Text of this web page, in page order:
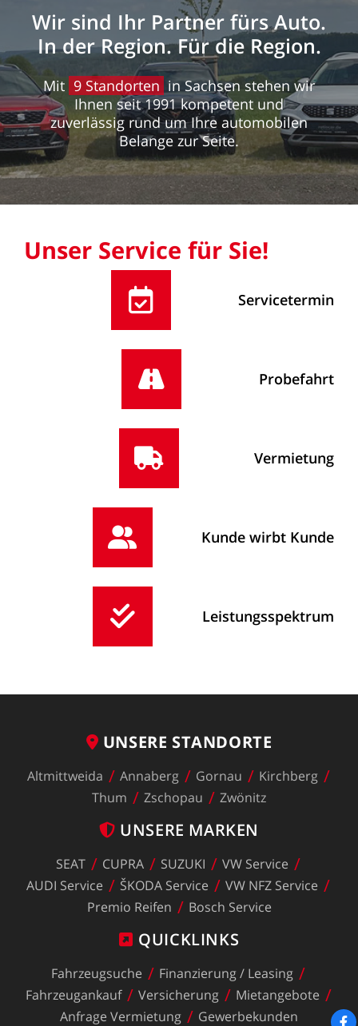
Wir sind Ihr Partner fürs Auto.
In der Region. Für die Region.
Mit 9 Standorten in Sachsen stehen wir
Ihnen seit 1991 kompetent und
zuverlässig rund um Ihre automobilen
Belange zur Seite.
Unser Service für Sie!
Servicetermin
Probefahrt
Vermietung
Kunde wirbt Kunde
Leistungsspektrum
UNSERE STANDORTE
Altmittweida Annaberg Gornau
Kirchberg
Thum
Zschopau Zwönitz
UNSERE MARKEN
SEAT CUPRA SUZUKI VW Service
AUDI Service ŠKODA Service VW NFZ Service
Premio Reifen Bosch Service
QUICKLINKS
Fahrzeugsuche Finanzierung/ Leasing
Fahrzeugankauf
Versicherung
Mietangebote
Anfrage Vermietung Gewerbekunden